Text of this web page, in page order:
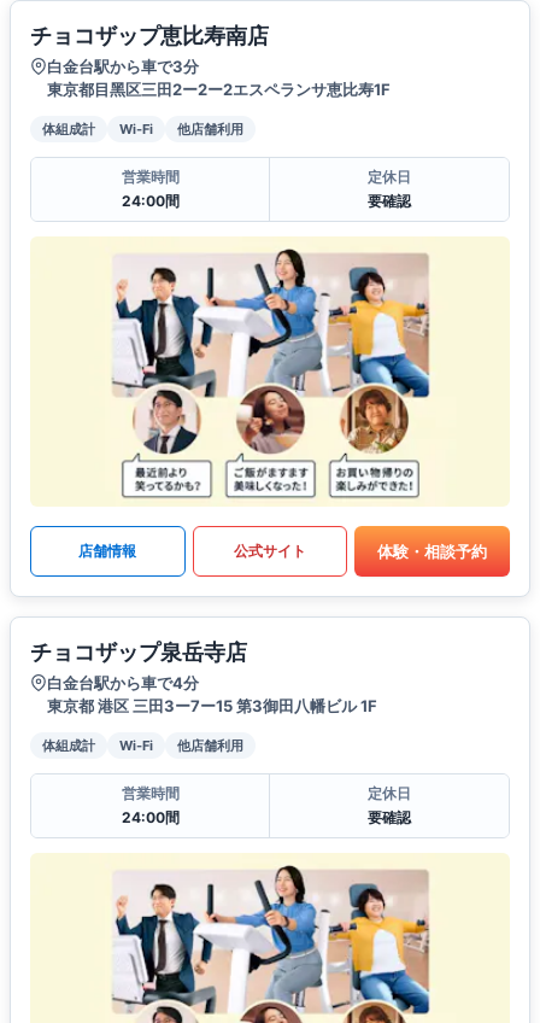
チョコザップ恵比寿南店
白金台駅から車で3分
東京都⽬⿊区三⽥2ー2ー2エスペランサ恵⽐寿1F
体組成計 Wi-Fi 他店舗利用
営業時間
24:00間
定休日
要確認
店舗情報 公式サイト 体験・相談予約
チョコザップ泉岳寺店
白金台駅から車で4分
東京都 港区 三田3ー7ー15 第3御田八幡ビル 1F
体組成計 Wi-Fi 他店舗利用
営業時間
24:00間
定休日
要確認